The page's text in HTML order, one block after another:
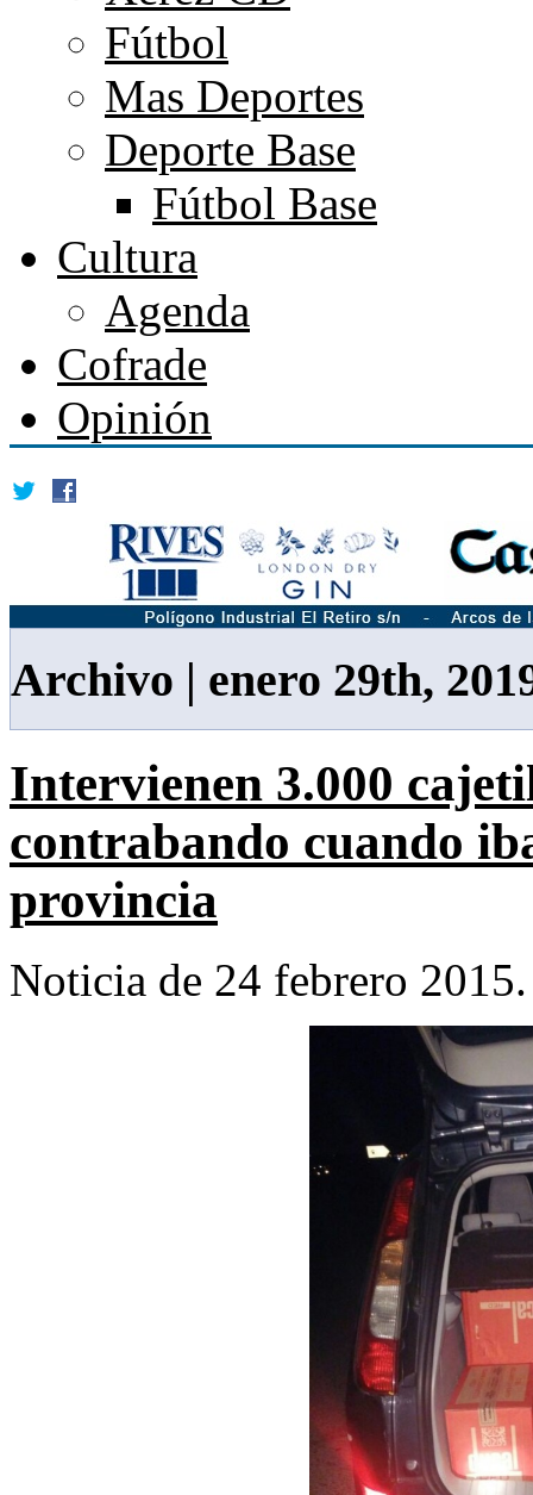
Fútbol
Mas Deportes
Deporte Base
Fútbol Base
Cultura
Agenda
Cofrade
Opinión
Archivo | enero 29th,
Intervienen 3.000
contrabando cuando
provincia
Noticia de 24 febrero